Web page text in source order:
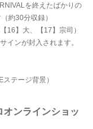
を終えたばかりの
約30分収録）
16】大、【17】宗司）
ンが封入されます。
テージ背景）
ンラインショッ